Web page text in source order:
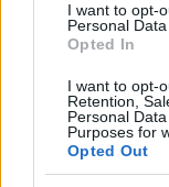
I want to opt-
Personal
Opted In
I want to opt-
Retention,
Personal
Purposes for
Opted Out